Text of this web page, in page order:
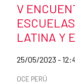
News title
V
LATINA Y
Date of
25/05/2023 -
News categories
OCE PERÚ